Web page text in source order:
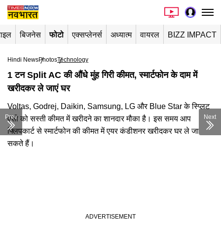
बिजनेस फोटो एक्सप्लेनर्स अध्यात्म वायरल BIZZ IMPACT
Hindi NewsPhotosTechnology
1 टन Split AC की औंधे मुंह गिरी कीमत, स्मार्टफोन के दाम में
खरीदकर ले जाएं घर
Voltas, Godrej, Daikin, Samsung, LG और Blue Star के स्प्लिट
एसी को सस्ती कीमत में खरीदने का शानदार मौका है। इस समय आप
फ्लिपकार्ट से स्मार्टफोन की कीमत में एयर कंडीशनर खरीदकर घर ले जा
सकते हैं।
Prev Next